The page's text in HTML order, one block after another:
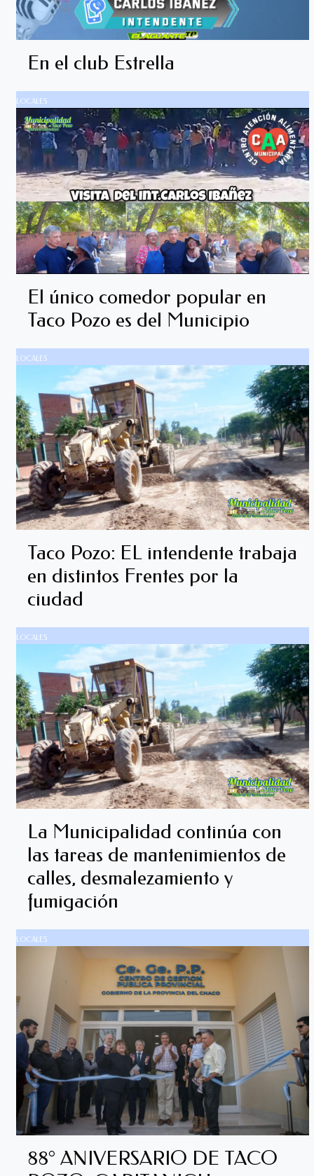
En el club Estrella
LOCALES
El único comedor popular en
Taco Pozo es del Municipio
LOCALES
Taco Pozo: EL intendente trabaja
en distintos Frentes por la
ciudad
LOCALES
La Municipalidad continúa con
las tareas de mantenimientos de
calles, desmalezamiento y
fumigación
LOCALES
88° ANIVERSARIO DE TACO